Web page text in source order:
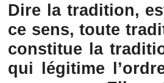
Dire la tradition,
ce sens, toute
constitue la
qui légitime